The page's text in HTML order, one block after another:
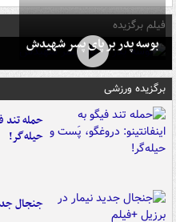
فیلم برگزیده
بوسه‌ پدر بر پای پسر شهیدش
برگزیده ورزشی
حمله تند
حیله‌گر!
جنجال